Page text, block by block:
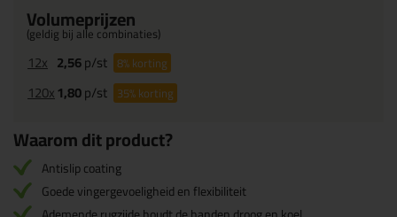
Volumeprijzen
(geldig bij alle combinaties)
12x 2,56p/st 8%korting
120x1,80p/st 35%korting
Waarom dit product?
Antislip coating
Goede vingergevoeligheid en flexibiliteit